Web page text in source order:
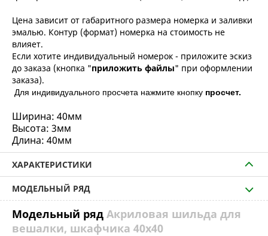
Цена зависит от габаритного размера номерка и заливки
эмалью. Контур (формат) номерка на стоимость не
влияет.
Если хотите индивидуальный номерок - приложите эскиз
до заказа (кнопка "приложить файлы" при оформлении
заказа).
Для индивидуального просчета нажмите кнопку просчет.
Ширина: 40мм
Высота: 3мм
Длина: 40мм
ХАРАКТЕРИСТИКИ
МОДЕЛЬНЫЙ РЯД
Модельный ряд Акриловая шильда для
вешалки, шкафчика 40х40